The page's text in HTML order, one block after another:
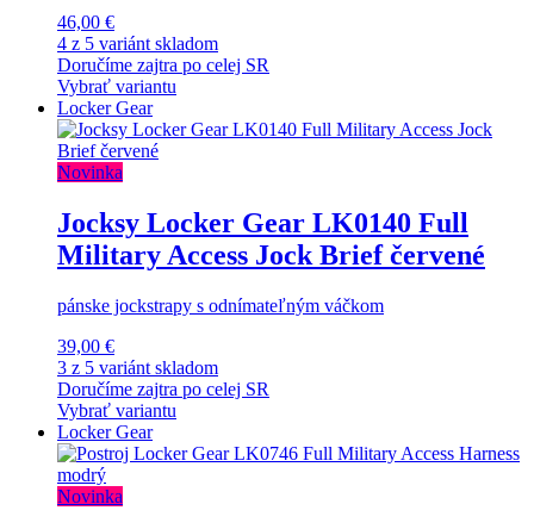
46,00 €
4 z 5 variánt skladom
Doručíme zajtra po celej SR
Vybrať variantu
Locker Gear
Novinka
Jocksy Locker Gear LK0140 Full
Military Access Jock Brief červené
pánske jockstrapy s odnímateľným váčkom
39,00 €
3 z 5 variánt skladom
Doručíme zajtra po celej SR
Vybrať variantu
Locker Gear
Novinka